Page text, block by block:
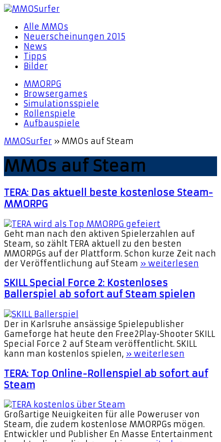
Alle MMOs
Neuerscheinungen 2015
News
Tipps
Bilder
MMORPG
Browsergames
Simulationsspiele
Rollenspiele
Aufbauspiele
MMOSurfer » MMOs auf Steam
MMOs auf Steam
TERA: Das aktuell beste kostenlose Steam-
MMORPG
Geht man nach den aktiven Spielerzahlen auf
Steam, so zählt TERA aktuell zu den besten
MMORPGs auf der Plattform. Schon kurze Zeit nach
der Veröffentlichung auf Steam » weiterlesen
SKILL Special Force 2: Kostenloses
Ballerspiel ab sofort auf Steam spielen
Der in Karlsruhe ansässige Spielepublisher
Gameforge hat heute den Free2Play-Shooter SKILL
Special Force 2 auf Steam veröffentlicht. SKILL
kann man kostenlos spielen, » weiterlesen
TERA: Top Online-Rollenspiel ab sofort auf
Steam
Großartige Neuigkeiten für alle Poweruser von
Steam, die zudem kostenlose MMORPGs mögen.
Entwickler und Publisher En Masse Entertainment